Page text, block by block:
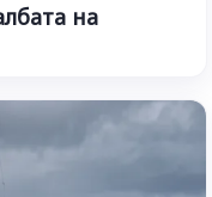
на